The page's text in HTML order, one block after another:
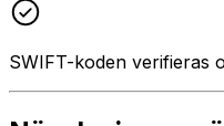
SWIFT-koden verifieras